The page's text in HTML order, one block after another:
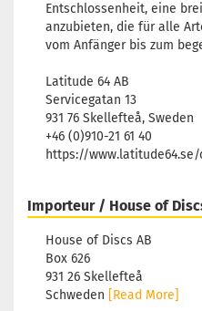
Entschlossenheit, eine
anzubieten, die für alle
vom Anfänger bis zum
Latitude 64 AB
Servicegatan 13
931 76 Skellefteå, Sweden
+46 (0)910-21 61 40
https://
Importeur / House of
House of Discs AB
Box 626
931 26 Skellefteå
Schweden [Read More]